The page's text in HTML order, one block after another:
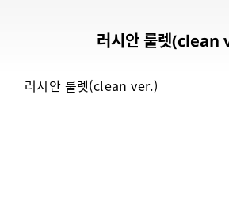
러시안 룰렛(clean
러시안 룰렛(clean ver.)